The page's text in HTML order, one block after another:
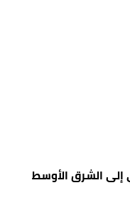
إلى الشرق الأوسط